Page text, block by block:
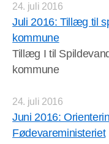
24. juli 2016
Juli 2016: Tillæg til
kommune
Tillæg I til
kommune
24. juli 2016
Juni 2016:
Fødevareministeriet